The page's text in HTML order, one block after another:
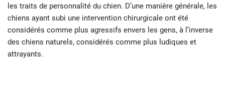
les traits de personnalité du chien. D’une manière générale, les
chiens ayant subi une intervention chirurgicale ont été
considérés comme plus agressifs envers les gens, à l’inverse
des chiens naturels, considérés comme plus ludiques et
attrayants.